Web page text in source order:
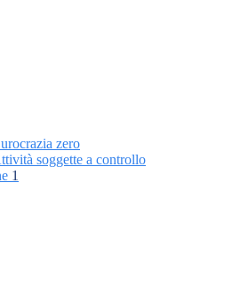
zero
soggette a controllo
1